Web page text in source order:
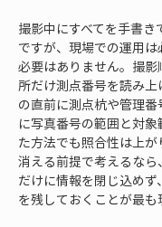
撮影中にすべてを手書
ですが、現場での運用
必要はありません。撮
所だけ測点番号を読み
の直前に測点杭や管理
に写真番号の範囲と対
た方法でも照合性は上
消える前提で考えるな
だけに情報を閉じ込め
を残しておくことが最も